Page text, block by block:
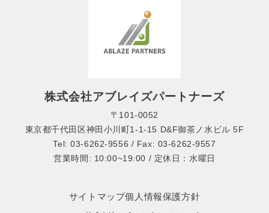
株式会社アブレイズパートナーズ
〒101-0052
東京都千代田区神田小川町1-1-15 D&F御茶ノ水ビル 5F
Tel: 03-6262-9556 / Fax: 03-6262-9557
営業時間: 10:00~19:00 / 定休日：水曜日
サイトマップ個人情報保護方針